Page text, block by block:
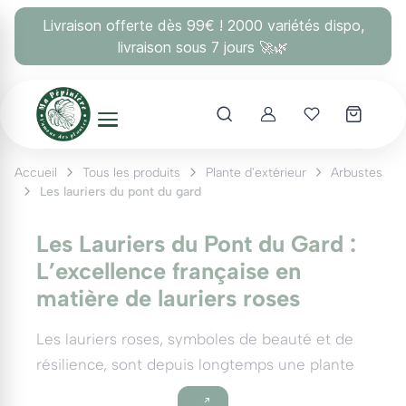
Livraison offerte dès 99€ ! 2000 variétés dispo,
livraison sous 7 jours 🚀🌿
AccountMes coups
Accueil Tous les produits Plante d'extérieur
Arbustes
Les lauriers du pont du gard
Les Lauriers du Pont du Gard :
L’excellence française en
matière de lauriers roses
Les lauriers roses, symboles de beauté et de
résilience, sont depuis longtemps une plante
emblématique des jardins méditerranéens.
Panneau de gestion des cookies